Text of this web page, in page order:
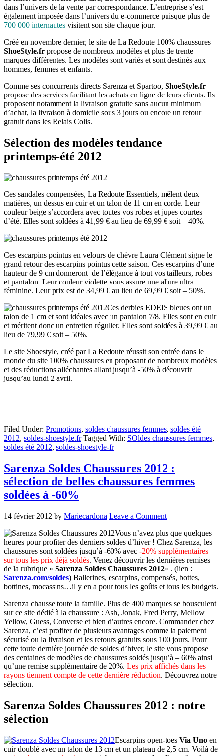
dans l’univers de la vente par correspondance. L’entreprise s’est
également imposée dans l’univers du e-commerce puisque plus de
700 000 internautes visitent son site chaque jour.
Créé en novembre dernier, le site de La Redoute 100% chaussures
ShoeStyle.fr propose de nombreux modèles et plus de trente
marques différentes. Les modèles sont variés et sont destinés aux
hommes, femmes et enfants.
Comme ses concurrents directs Sarenza et Spartoo, ShoeStyle.fr
propose des services facilitant les achats en ligne de leurs clients. Ils
proposent notamment la livraison gratuite sans aucun minimum
d’achat, la livraison à domicile sous 3 jours ou encore un retour
gratuit dans les Relais Colis.
Sélection des modèles tendance
printemps-été 2012
Ces sandales compensées, La Redoute Essentiels, mêlent deux
matières, un dessus en cuir et un talon de 11 cm en corde. Leur
couleur beige s’accordera avec toutes vos robes et jupes courtes
d’été. Elles sont soldées à 41,99 € au lieu de 69,99 € soit – 40%.
Ces escarpins pointus en velours de chèvre Laura Clément signe le
grand retour des escarpins pointus cette saison. Ces escarpins d’une
hauteur de 9 cm donneront de l’élégance à tout vos tailleurs, robes
et pantalon. Leur couleur violette vous assure une allure ultra
féminine. Leur prix est de 34,99 € au lieu de 69,99 € soit – 50%.
Ces derbies EDEIS bleues ont un
talon de 1 cm et sont idéales avec un pantalon 7/8. Elles sont en cuir
et méritent donc un entretien régulier. Elles sont soldées à 39,99 € au
lieu de 79,99 € soit – 50%.
Le site Shoestyle, créé par La Redoute réussit son entrée dans le
monde du site 100% chaussures en proposant de nombreux modèles
et des réductions alléchantes allant jusqu’à -50% à découvrir
jusqu’au lundi 2 avril.
Filed Under: Promotions, soldes chaussures femmes, soldes été
2012, soldes-shoestyle.fr Tagged With: SOldes chaussures femmes,
soldes été 2012, soldes-shoestyle-fr
Sarenza Soldes Chaussures 2012 :
sélection de belles chaussures femmes
soldées à -60%
14 février 2012 by Mariecardona Leave a Comment
Vous n’avez plus que quelques
heures pour profiter des derniers soldes d’hiver ! Chez Sarenza, les
chaussures sont soldées jusqu’à -60% avec -20% supplémentaires
sur tous les prix déjà soldés. Venez découvrir les dernières remises
de la rubrique « Sarenza Soldes Chaussures 2012« . (lien :
Sarenza.com/soldes) Ballerines, escarpins, compensés, bottes,
bottines, mocassins…il y en a pour tous les goûts et tous les budgets.
Sarenza chausse toute la famille. Plus de 400 marques se bousculent
sur ce site dédié à la chaussure : Ash, Jonak, Fred Perry, Mellow
Yellow, Guess, Converse et bien d’autres encore. Commander chez
Sarenza, c’est profiter de plusieurs avantages comme la paiement
sécurisé ou la livraison et les retours gratuits sous 100 jours. Pour
cette toute dernière journée de soldes d’hiver, le site vous propose
des centaines de modèles de chaussures soldés jusqu’à – 60% ainsi
qu’une remise supplémentaire de 20%. Les prix affichés dans les
rayons tiennent compte de cette dernière réduction. Découvrez notre
sélection.
Sarenza Soldes Chaussures 2012 : notre
sélection
Escarpins open-toes Via Uno en
cuir doublé avec un talon de 13 cm et un plateau de 2,5 cm. Voilà de